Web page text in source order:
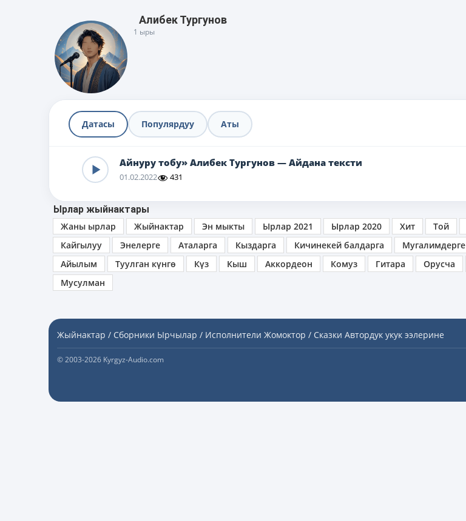
Алибек Тургунов
1 ыры
Датасы Популярдуу Аты
Айнуру тобу» Алибек Тургунов — Айдана тексти
01.02.2022 431
Ырлар жыйнактары
Жаны ырлар
Жыйнактар Эн мыкты Ырлар 2021 Ырлар 2020 Хит Той
Кайгылуу
Энелерге Аталарга Кыздарга Кичинекей балдарга Мугалимдерге
Айылым
Туулган күнгө Күз Кыш Аккордеон Комуз Гитара Орусча
Мусулман
Жыйнактар / Сборники Ырчылар / Исполнители Жомоктор / Сказки Автордук укук ээлерине
© 2003-2026 Kyrgyz-Audio.com